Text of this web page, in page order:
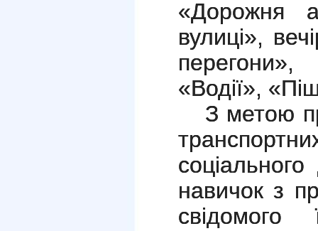
«Дорожня
вулиці»,
перегони»,
«Водії»,
З метою
навичок з